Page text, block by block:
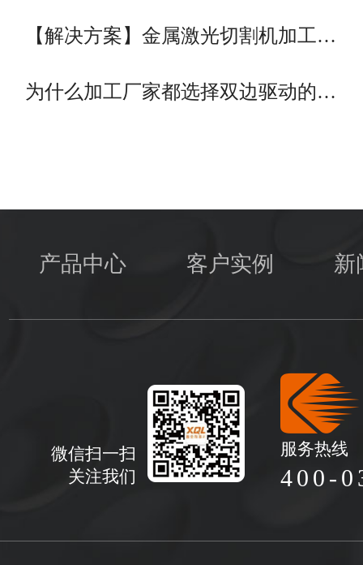
【解决方案】金属激光切割机加工…
为什么加工厂家都选择双边驱动的…
产品中心 客户实例 新
微信扫一扫
关注我们
服务热线
400-